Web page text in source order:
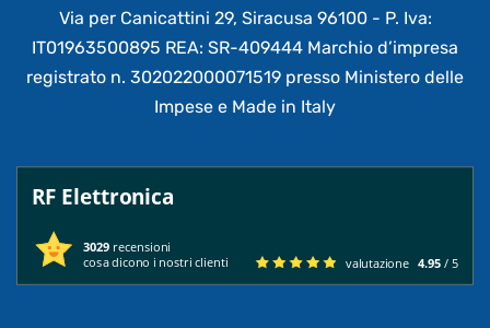
Via per Canicattini 29, Siracusa 96100 - P. Iva:
IT01963500895 REA: SR-409444 Marchio d’impresa
registrato n. 302022000071519 presso Ministero delle
Impese e Made in Italy
RF Elettronica
3029 recensioni
cosa dicono i nostri clienti
valutazione 4.95 / 5